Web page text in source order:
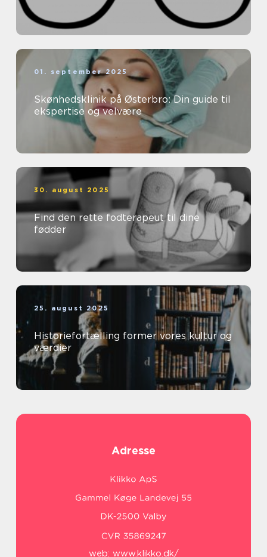
01. september 2025
Skønhedsklinik på Østerbro: Din guide til
ekspertise og velvære
30. august 2025
Find den rette fodterapeut til dine
fødder
25. august 2025
Historiefortælling former vores kultur og
værdier
Adresse
web: www.klikko.dk/